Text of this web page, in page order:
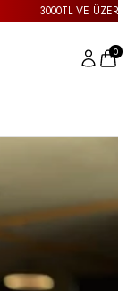
3000TL VE ÜZERİ
0